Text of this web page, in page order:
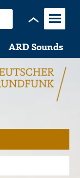
Menü
ARD Sounds